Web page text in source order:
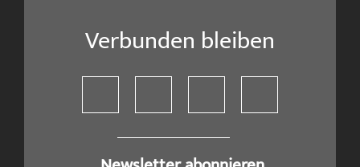
Verbunden bleiben